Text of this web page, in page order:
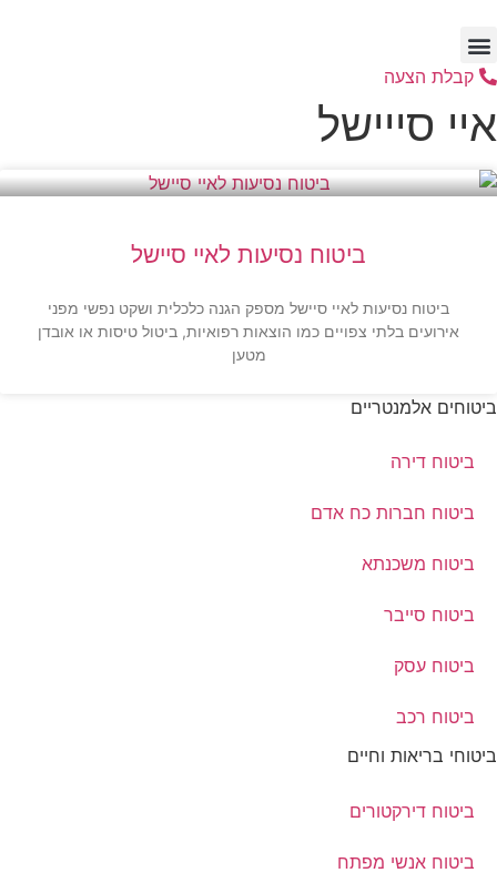
לתוכן
קבלת הצעה
איי סייישל
ביטוח נסיעות לאיי סיישל
ביטוח נסיעות לאיי סיישל מספק הגנה כלכלית ושקט נפשי מפני
אירועים בלתי צפויים כמו הוצאות רפואיות, ביטול טיסות או אובדן
מטען
ביטוחים אלמנטריים
ביטוח דירה
ביטוח חברות כח אדם
ביטוח משכנתא
ביטוח סייבר
ביטוח עסק
ביטוח רכב
ביטוחי בריאות וחיים
ביטוח דירקטורים
ביטוח אנשי מפתח